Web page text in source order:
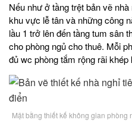
Nếu như ở tầng trệt bản vẽ
khu vực lễ tân và những công
lầu 1 trở lên đến tầng tum sân
cho phòng ngủ cho thuê. Mỗi
đủ wc phòng tắm rộng rãi khép
Mặt bằng thiết kế không gian phòng